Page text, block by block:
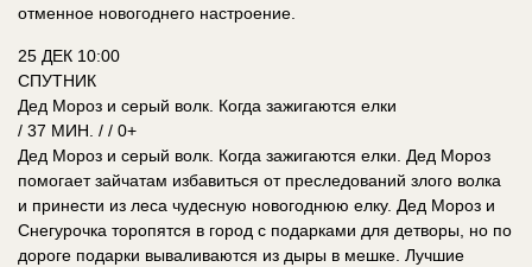
отменное новогоднего настроение.
25 ДЕК 10:00
СПУТНИК
Дед Мороз и серый волк. Когда зажигаются елки
/ 37 МИН. / / 0+
Дед Мороз и серый волк. Когда зажигаются елки. Дед Мороз
помогает зайчатам избавиться от преследований злого волка
и принести из леса чудесную новогоднюю елку. Дед Мороз и
Снегурочка торопятся в город с подарками для детворы, но по
дороге подарки вываливаются из дыры в мешке. Лучшие